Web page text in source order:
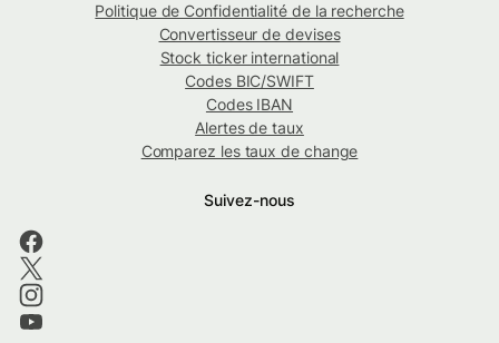
Politique de Confidentialité de la recherche
Convertisseur de devises
Stock ticker international
Codes BIC/SWIFT
Codes IBAN
Alertes de taux
Comparez les taux de change
Suivez-nous